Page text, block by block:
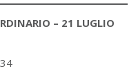
– 21 LUGLIO